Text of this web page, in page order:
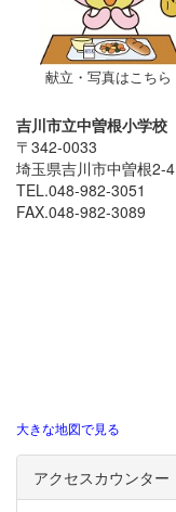
献立・写真はこちら
吉川市立中曽根小学校
〒342-0033
埼玉県吉川市中曽根2-4
TEL.048-982-3051
FAX.048-982-3089
大きな地図で見る
アクセスカウンター